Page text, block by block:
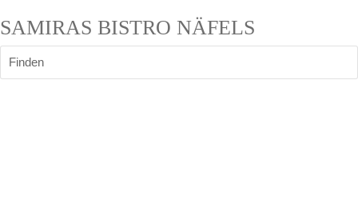
SAMIRAS BISTRO NÄFELS
Finden